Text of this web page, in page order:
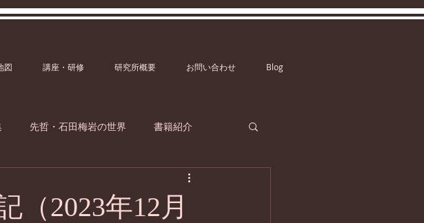
図 講座・研修 研究所概要 お問い合わせ Blog
先哲・石田梅岩の世界 書籍紹介
（2023年12月